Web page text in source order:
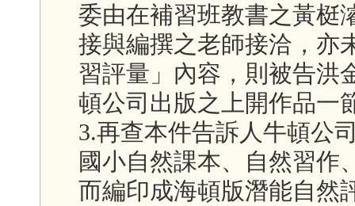
委由在補習班教書之黃梃
接與編撰之老師接洽，亦
習評量」內容，則被告洪
頓公司出版之上開作品一
3.再查本件告訴人牛頓公
國小自然課本、自然習作
而編印成海頓版潛能自然